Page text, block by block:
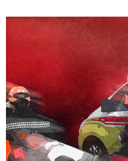
수수색·성접대 논란' 축구협회 "실
시 상승 마감…S&P 0.6% 나스닥